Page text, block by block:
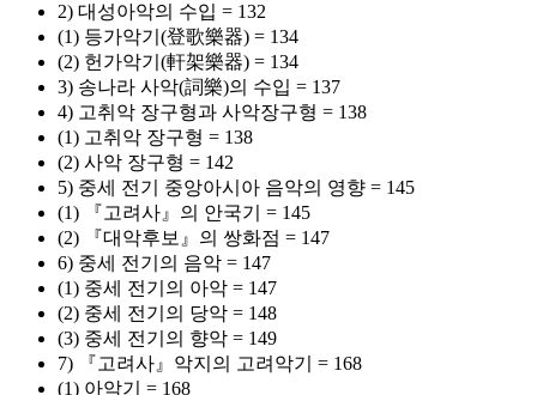
2) 대성아악의 수입 = 132
(1) 등가악기(登歌樂器) = 134
(2) 헌가악기(軒架樂器) = 134
3) 송나라 사악(詞樂)의 수입 = 137
4) 고취악 장구형과 사악장구형 = 138
(1) 고취악 장구형 = 138
(2) 사악 장구형 = 142
5) 중세 전기 중앙아시아 음악의 영향 = 145
(1) 『고려사』의 안국기 = 145
(2) 『대악후보』의 쌍화점 = 147
6) 중세 전기의 음악 = 147
(1) 중세 전기의 아악 = 147
(2) 중세 전기의 당악 = 148
(3) 중세 전기의 향악 = 149
7) 『고려사』악지의 고려악기 = 168
(1) 아악기 = 168